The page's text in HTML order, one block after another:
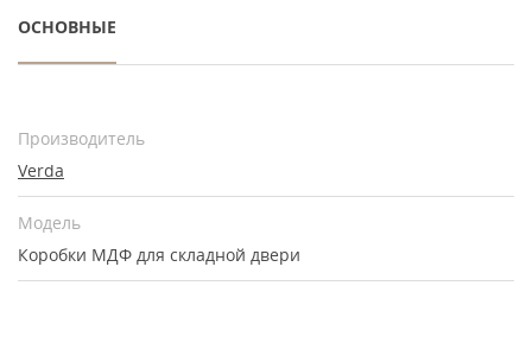
ОСНОВНЫЕ
Производитель
Verda
Модель
Коробки МДФ для складной двери